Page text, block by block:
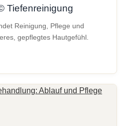
Tiefenreinigung
Reinigung, Pflege und
gepflegtes Hautgefühl.